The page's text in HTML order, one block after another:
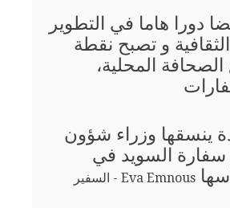
دورا هاما في التطوير
و تصبح نقطة
المحلية،
ينسقها وزراء شؤون
سفارة السويد في
Eva Emnous - السفير